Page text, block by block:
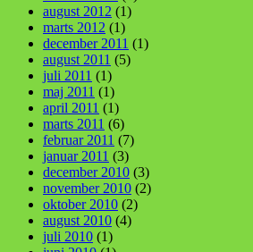
august 2012 (1)
marts 2012 (1)
december 2011 (1)
august 2011 (5)
juli 2011 (1)
maj 2011 (1)
april 2011 (1)
marts 2011 (6)
februar 2011 (7)
januar 2011 (3)
december 2010 (3)
november 2010 (2)
oktober 2010 (2)
august 2010 (4)
juli 2010 (1)